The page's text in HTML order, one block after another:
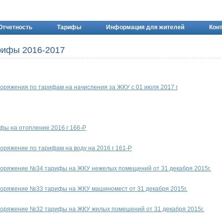
Тарифы Информация для жителей
2016-2017
по тарифам на начисления за ЖКУ с 01 июля 2017 г
на отопление 2016 г 166-Р
по тарифам на воду на 2016 г 161-Р
№34 тарифы на ЖКУ нежелых помещений от 31 декабря 2015г.
№33 тарифы на ЖКУ машиномест от 31 декабря 2015г.
№32 тарифы на ЖКУ жилых помешений от 31 декабря 2015г.